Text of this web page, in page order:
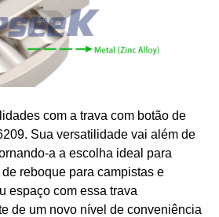
com a trava com botão de
Sua versatilidade vai além de
a a escolha ideal para
reboque para campistas e
espaço com essa trava
de um novo nível de conveniência